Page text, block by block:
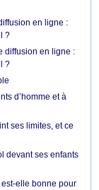
en ligne :
?
diffusion en ligne :
?
d’homme et à
ses limites, et ce
devant ses enfants
elle bonne pour